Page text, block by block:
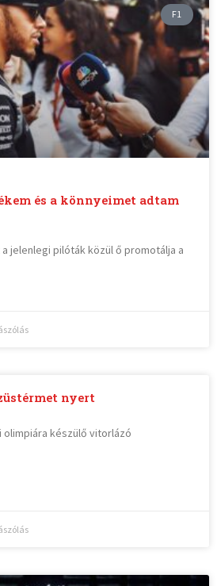
F1
és a könnyeimet adtam
jelenlegi pilóták közül ő promotálja a
nyert
olimpiára készülő vitorlázó